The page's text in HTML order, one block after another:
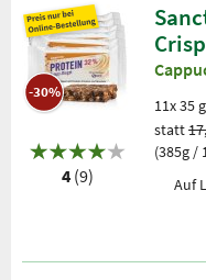
-30%
4(9)
11x 35 g
statt
(385g /
Auf